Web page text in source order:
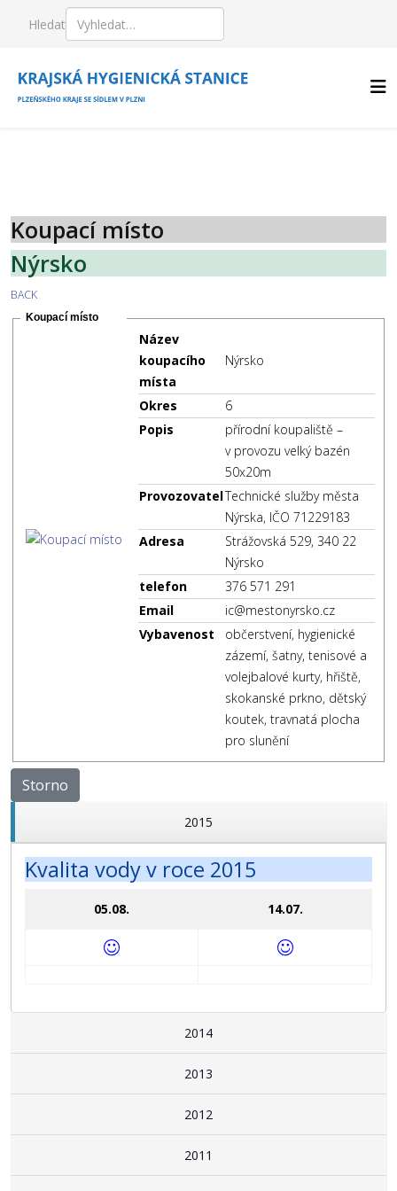
Hledat
Koupací místo
Nýrsko
BACK
Koupací místo
Název
koupacího
místa
Nýrsko
Okres
6
Popis
přírodní koupaliště –
v provozu velký bazén
50x20m
ProvozovatelTechnické služby města
Nýrska, IČO 71229183
Adresa
Strážovská 529, 340 22
Nýrsko
telefon
376 571 291
Email
ic@mestonyrsko.cz
Vybavenost
občerstvení, hygienické
zázemí, šatny, tenisové a
volejbalové kurty, hřiště,
skokanské prkno, dětský
koutek, travnatá plocha
pro slunění
Storno
2015
Kvalita vody v roce 2015
05.08. 14.07.
2014
2013
2012
2011